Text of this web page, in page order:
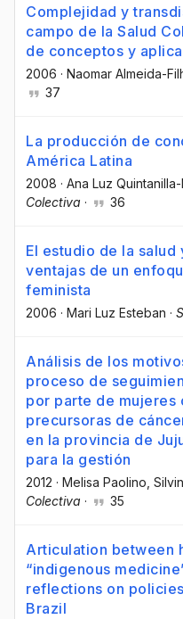
Complejidad y
campo de la Salud
de conceptos y
2006 · Naomar Almeida-
37
La producción de
América Latina
2008 · Ana Luz
Colectiva · 36
El estudio de la salud
ventajas de un
feminista
2006 · Mari Luz Esteban ·
Análisis de los
proceso de
por parte de mujeres
precursoras de
en la provincia de
para la gestión
2012 · Melisa Paolino ,
Colectiva · 35
Articulation between
“indigenous
reflections on
Brazil